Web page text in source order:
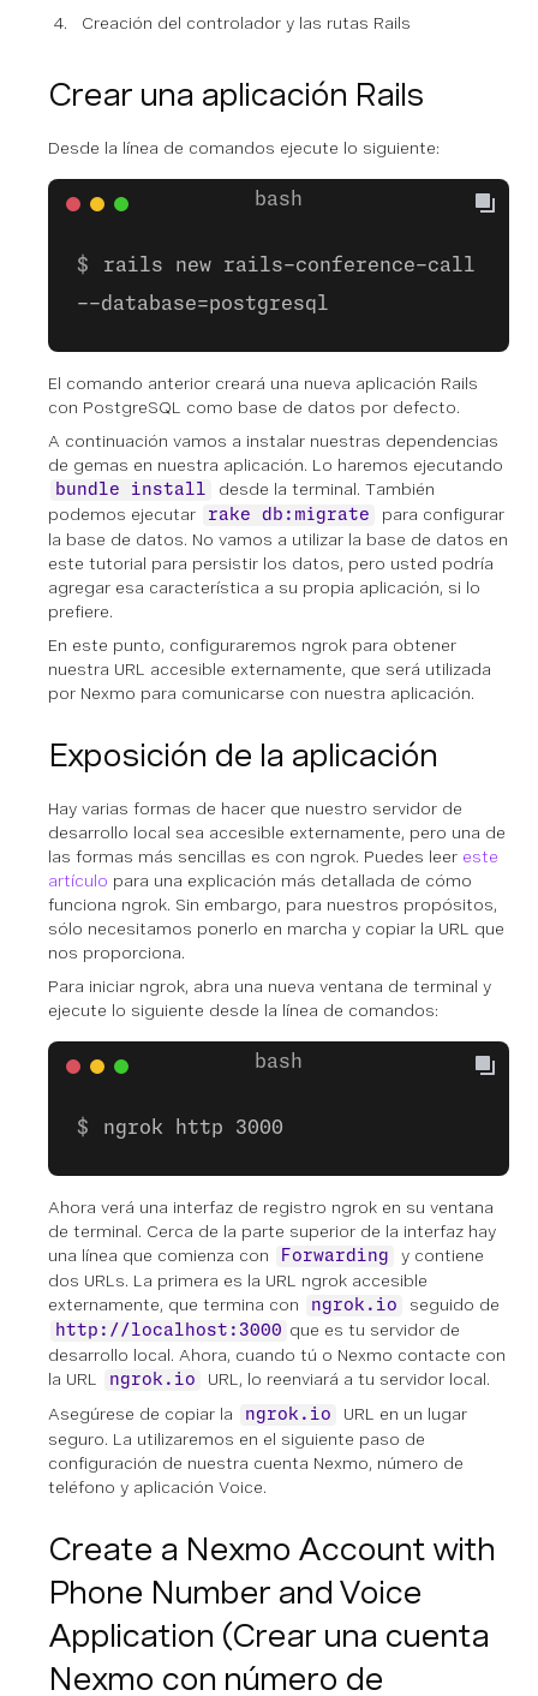
Creación del controlador y las rutas Rails
Crear una aplicación Rails
Desde la línea de comandos ejecute lo siguiente:
rails new rails-conference-call
--database=postgresql
El comando anterior creará una nueva aplicación Rails
con PostgreSQL como base de datos por defecto.
A continuación vamos a instalar nuestras dependencias
de gemas en nuestra aplicación. Lo haremos ejecutando
bundle install
desde la terminal. También
podemos ejecutar
rake db:migrate
para configurar
la base de datos. No vamos a utilizar la base de datos en
este tutorial para persistir los datos, pero usted podría
agregar esa característica a su propia aplicación, si lo
prefiere.
En este punto, configuraremos ngrok para obtener
nuestra URL accesible externamente, que será utilizada
por Nexmo para comunicarse con nuestra aplicación.
Exposición de la aplicación
Hay varias formas de hacer que nuestro servidor de
desarrollo local sea accesible externamente, pero una de
las formas más sencillas es con ngrok. Puedes leer este
artículo para una explicación más detallada de cómo
funciona ngrok. Sin embargo, para nuestros propósitos,
sólo necesitamos ponerlo en marcha y copiar la URL que
nos proporciona.
Para iniciar ngrok, abra una nueva ventana de terminal y
ejecute lo siguiente desde la línea de comandos:
ngrok http 3000
Ahora verá una interfaz de registro ngrok en su ventana
de terminal. Cerca de la parte superior de la interfaz hay
una línea que comienza con
Forwarding
y contiene
dos URLs. La primera es la URL ngrok accesible
externamente, que termina con
ngrok.io seguido de
http://localhost:3000 que es tu servidor de
desarrollo local. Ahora, cuando tú o Nexmo contacte con
la URL
ngrok.io
URL, lo reenviará a tu servidor local.
Asegúrese de copiar la
ngrok.io
URL en un lugar
seguro. La utilizaremos en el siguiente paso de
configuración de nuestra cuenta Nexmo, número de
teléfono y aplicación Voice.
Create a Nexmo Account with
Phone Number and Voice
Application (Crear una cuenta
Nexmo con número de